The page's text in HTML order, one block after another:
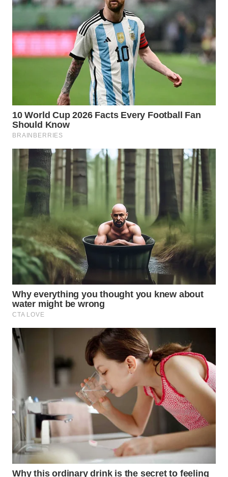
TIMUR
WN
SEMARANG
WN
BOROBUDUR
WN
MADURA
WN
SURABAYA
WN
NATUNA
WN
BINTAN
WN
MANDALIKA
LIKUPANG
LABUANBAJO
WN
BORNEO
Wahana
Media
Group